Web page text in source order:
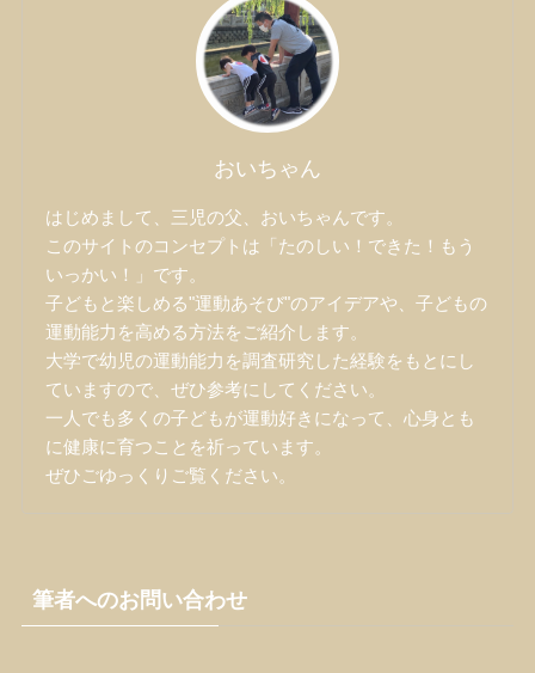
おいちゃん
はじめまして、三児の父、おいちゃんです。
このサイトのコンセプトは「たのしい！できた！もう
いっかい！」です。
子どもと楽しめる"運動あそび"のアイデアや、子どもの
運動能力を高める方法をご紹介します。
大学で幼児の運動能力を調査研究した経験をもとにし
ていますので、ぜひ参考にしてください。
一人でも多くの子どもが運動好きになって、心身とも
に健康に育つことを祈っています。
ぜひごゆっくりご覧ください。
筆者へのお問い合わせ